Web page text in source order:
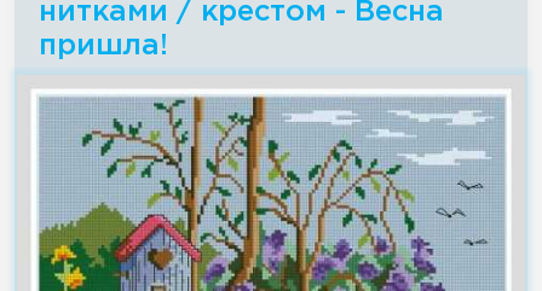
нитками / крестом - Весна
пришла!